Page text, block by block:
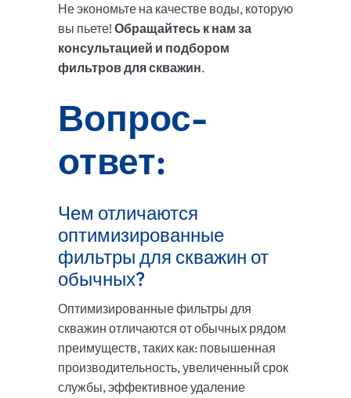
Не экономьте на качестве воды, которую
вы пьете! Обращайтесь к нам за
консультацией и подбором
фильтров для скважин.
Вопрос-
ответ:
Чем отличаются
оптимизированные
фильтры для скважин от
обычных?
Оптимизированные фильтры для
скважин отличаются от обычных рядом
преимуществ, таких как: повышенная
производительность, увеличенный срок
службы, эффективное удаление